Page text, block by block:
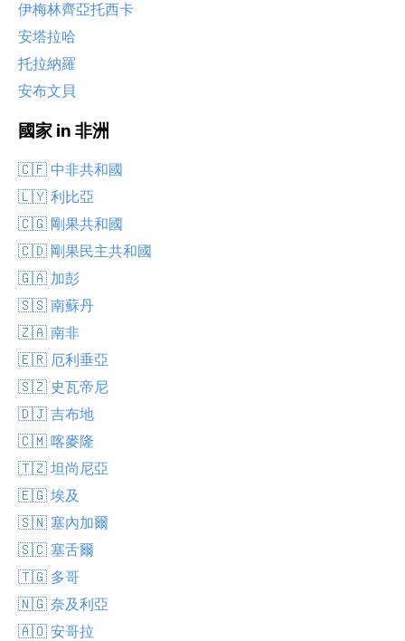
伊梅林齊亞托西卡
安塔拉哈
托拉納羅
安布文貝
國家 in 非洲
🇨🇫 中非共和國
🇱🇾 利比亞
🇨🇬 剛果共和國
🇨🇩 剛果民主共和國
🇬🇦 加彭
🇸🇸 南蘇丹
🇿🇦 南非
🇪🇷 厄利垂亞
🇸🇿 史瓦帝尼
🇩🇯 吉布地
🇨🇲 喀麥隆
🇹🇿 坦尚尼亞
🇪🇬 埃及
🇸🇳 塞內加爾
🇸🇨 塞舌爾
🇹🇬 多哥
🇳🇬 奈及利亞
🇦🇴 安哥拉